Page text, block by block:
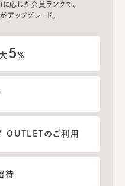
応じた会員ランクで、
ップグレード。
5%
OUTLETのご利用
待